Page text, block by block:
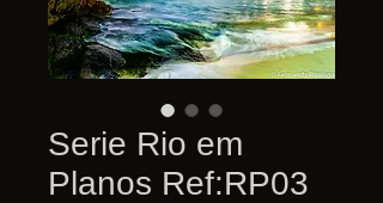
Serie Rio em
Planos Ref:RP03